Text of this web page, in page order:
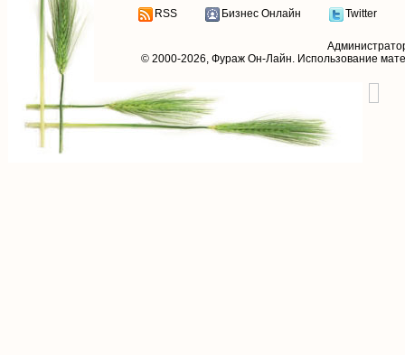
RSS Бизнес Онлайн Twitter
© 2000-2026, Фураж Он-Лайн. Использование